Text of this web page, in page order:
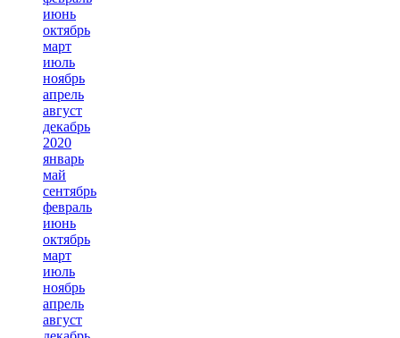
июнь
октябрь
март
июль
ноябрь
апрель
август
декабрь
2020
январь
май
сентябрь
февраль
июнь
октябрь
март
июль
ноябрь
апрель
август